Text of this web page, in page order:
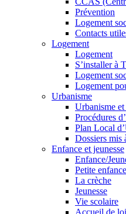
Prévention
Logement
Contacts
Logement
Logement
S’installer à
Logement
Logement
Urbanisme
Urbanisme
Procédures
Plan Local
Dossiers mis
Enfance et jeunesse
Enfance/
Petite enfance
La crèche
Jeunesse
Vie scolaire
Accueil de